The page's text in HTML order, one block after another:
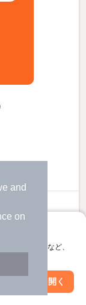
and
on
し
に入り保存など、
アプリを開く
り込み条件を変更